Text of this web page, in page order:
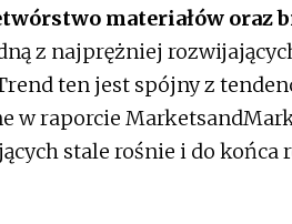
materiałów oraz
z najprężniej
ten jest spójny z
w raporcie
stale rośnie i do końca